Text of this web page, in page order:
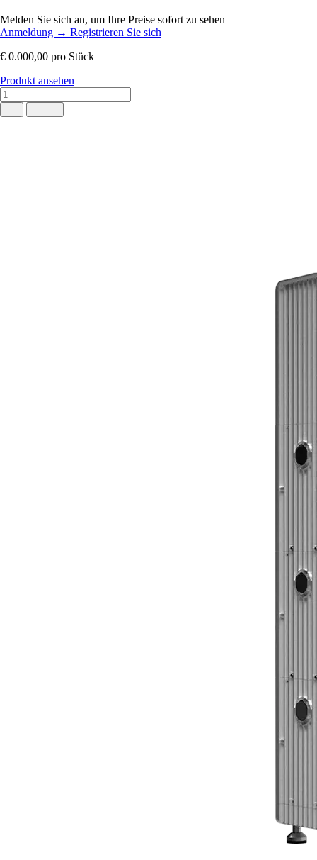
Melden Sie sich an, um Ihre Preise sofort zu sehen
Anmeldung → Registrieren Sie sich
€ 0.000,00 pro Stück
Produkt ansehen